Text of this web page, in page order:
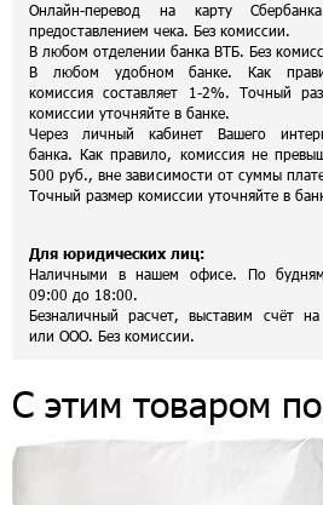
Онлайн-перевод на карту
предоставлением чека. Без комиссии.
В любом отделении банка ВТБ. Без
В любом удобном банке. Как
комиссия составляет 1-2%. Точный
комиссии уточняйте в банке.
Через личный кабинет Вашего
банка. Как правило, комиссия не
500 руб., вне зависимости от суммы
Точный размер комиссии уточняйте в
Для юридических лиц:
Наличными в нашем офисе. По
09:00 до 18:00.
Безналичный расчет, выставим счёт
или ООО. Без комиссии.
С этим товаром